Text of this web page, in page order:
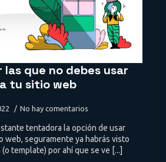
las que no debes usar
tu sitio web
No hay comentarios
tentadora la opción de usar
web, seguramente ya habrás visto
template) por ahí que se ve [...]